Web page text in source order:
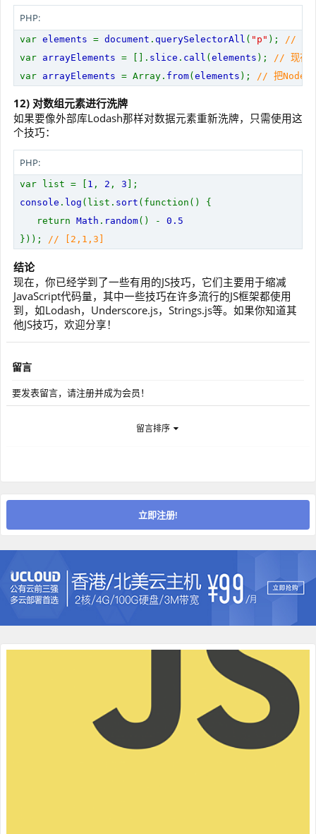
PHP:
var elements = document . querySelectorAll ( "p" );
//
var arrayElements = []. slice . call (elements );
// 现在已
var arrayElements = Array. from(elements ); // 把
12) 对数组元素进行洗牌
如果要像外部库Lodash那样对数据元素重新洗牌，只需使用这
个技巧：
PHP:
var list = [ 1 , 2 , 3 ];
console . log (list. sort (function() {
return Math . random() - 0.5
}));
// [2,1,3]
结论
现在，你已经学到了一些有用的JS技巧，它们主要用于缩减
JavaScript代码量，其中一些技巧在许多流行的JS框架都使用
到，如Lodash，Underscore.js，Strings.js等。如果你知道其
他JS技巧，欢迎分享！
留言
要发表留言，请注册并成为会员！
留言排序
立即注册!